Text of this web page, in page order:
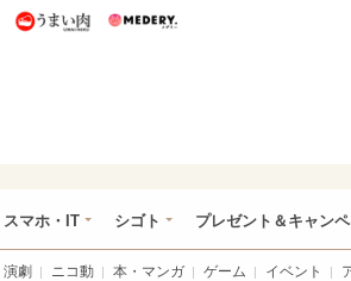
うまいパン うまい肉
スマホ・IT シゴト プレゼント＆キャン
演劇 ニコ動 本・マンガ ゲーム イベント